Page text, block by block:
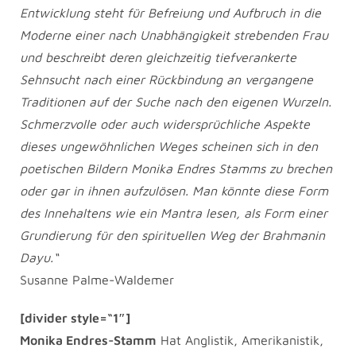
Entwicklung steht für Befreiung und Aufbruch in die
Moderne einer nach Unabhängigkeit strebenden Frau
und beschreibt deren gleichzeitig tiefverankerte
Sehnsucht nach einer Rückbindung an vergangene
Traditionen auf der Suche nach den eigenen Wurzeln.
Schmerzvolle oder auch widersprüchliche Aspekte
dieses ungewöhnlichen Weges scheinen sich in den
poetischen Bildern Monika Endres Stamms zu brechen
oder gar in ihnen aufzulösen. Man könnte diese Form
des Innehaltens wie ein Mantra lesen, als Form einer
Grundierung für den spirituellen Weg der Brahmanin
Dayu.“
Susanne Palme-Waldemer
[divider style=“1″]
Monika Endres-Stamm Hat Anglistik, Amerikanistik,